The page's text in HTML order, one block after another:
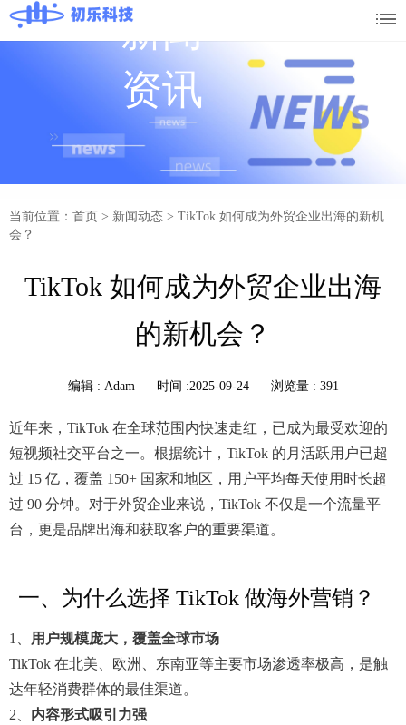
新闻
资讯
当前位置：首页 > 新闻动态 > TikTok 如何成为外贸企业出海的新机
会？
TikTok 如何成为外贸企业出海
的新机会？
编辑 : Adam 时间 :2025-09-24 浏览量 : 391
近年来，TikTok 在全球范围内快速走红，已成为最受欢迎的
短视频社交平台之一。根据统计，TikTok 的月活跃用户已超
过 15 亿，覆盖 150+ 国家和地区，用户平均每天使用时长超
过 90 分钟。对于外贸企业来说，TikTok 不仅是一个流量平
台，更是品牌出海和获取客户的重要渠道。
一、为什么选择 TikTok 做海外营销？
1、 用户规模庞大，覆盖全球市场
TikTok 在北美、欧洲、东南亚等主要市场渗透率极高，是触
达年轻消费群体的最佳渠道。
2、 内容形式吸引力强